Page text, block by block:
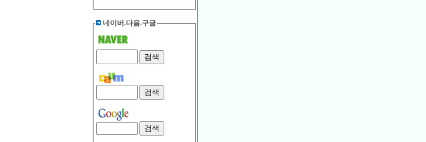
네이버.다음.구글